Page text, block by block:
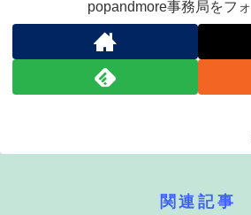
popandmore事務局をフ
関連記事